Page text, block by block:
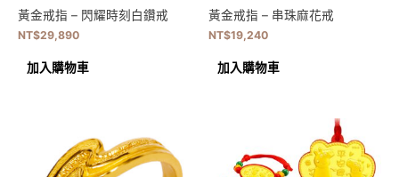
黃金戒指 – 閃耀時刻白鑽戒
NT$29,890
加入購物車
黃金戒指 – 串珠麻花戒
NT$19,240
加入購物車